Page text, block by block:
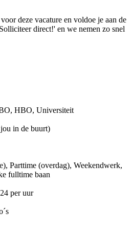
deze vacature en voldoe je aan de
direct!' en we nemen zo snel
HBO, Universiteit
in de buurt)
Parttime (overdag), Weekendwerk,
fulltime baan
per uur